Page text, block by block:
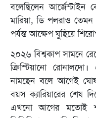
বলেছিলেন আর্জেন্টাইন
মারিয়া, ডি পলরাও তেমন
পর্যন্ত আক্ষেপ ঘুছিয়ে
২০২৬ বিশ্বকাপ সামনে
ক্রিস্টিয়ানো
নামছেন বলে আগেই
বয়স ক্যারিয়ারের শেষ
এখনো আগের মতোই